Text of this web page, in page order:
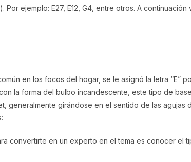
Por ejemplo: E27, E12, G4, entre otros. A
en los focos del hogar, se le asignó la letra “E”
la forma del bulbo incandescente, este tipo de
generalmente girándose en el sentido de las agujas
convertirte en un experto en el tema es conocer el